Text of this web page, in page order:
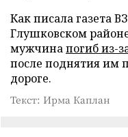
Как писала газета
Глушковском
мужчинапогиб из-
после поднятия им
дороге.
Текст: Ирма Каплан